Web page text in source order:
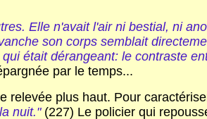
Elle n'avait l'air ni bestial, ni
son corps semblait
était dérangeant: le contraste
par le temps...
relevée plus haut. Pour
nuit."(227) Le policier qui